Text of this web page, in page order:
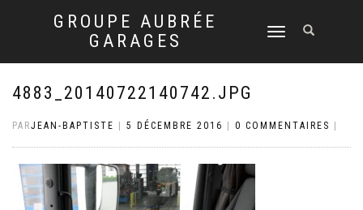
GROUPE AUBRÉE
GARAGES
DÉPLIER
NAVIGATION
4883_20140722140742.JPG
PARJEAN-BAPTISTE 5 DÉCEMBRE 2016 0 COMMENTAIRES